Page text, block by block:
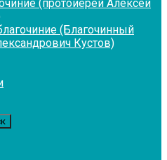
(протоиерей Алексей
(Благочинный
Кустов)